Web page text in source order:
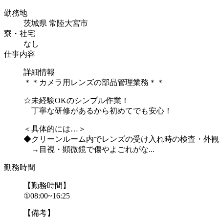
勤務地
茨城県 常陸大宮市
寮・社宅
なし
仕事内容
詳細情報
＊＊カメラ用レンズの部品管理業務＊＊
☆未経験OKのシンプル作業！
丁寧な研修があるから初めてでも安心！
＜具体的には…＞
◆クリーンルーム内でレンズの受け入れ時の検査・外
→目視・顕微鏡で傷やよごれがな...
勤務時間
【勤務時間】
①08:00~16:25
【備考】